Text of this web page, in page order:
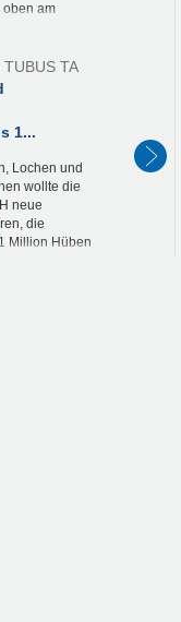
oben am
TA
1...
Lochen und
wollte die
neue
die
Million Hüben